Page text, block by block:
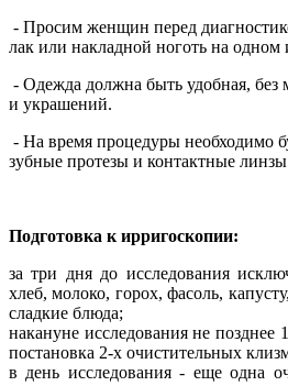
- Просим женщин перед
лак или накладной ноготь на одном
- Одежда должна быть удобная, без
и украшений.
- На время процедуры необходимо
зубные протезы и контактные
Подготовка к ирригоскопии:
за три дня до исследования
хлеб, молоко, горох, фасоль,
сладкие блюда;
накануне исследования не позднее
постановка 2-х очистительных
в день исследования - еще одна